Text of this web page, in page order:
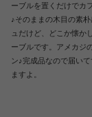
ーブルを置くだけでカ
♪そのままの木目の素
ュだけど、どこか懐か
ーブルです。アメカジ
ン♪完成品なので届い
ますよ。